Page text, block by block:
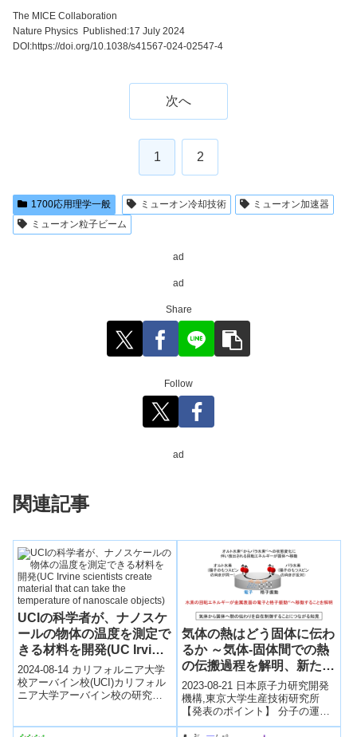
The MICE Collaboration
Nature Physics Published:17 July 2024
DOI:https://doi.org/10.1038/s41567-024-02547-4
次へ
1 2
1700応用理学一般 ミューオン冷却技術
ミューオン加速器
ミューオン粒子ビーム
ad
ad
Share
Follow
ad
関連記事
UCIの科学者が、ナノスケ
ールの物体の温度を測定で
きる材料を開発(UC Irvine
scientists create material
that can take the
temperature of
2024-08-14 カリフォルニア大学
校アーバイン校(UCI)カリフォル
ニア大学アーバイン校の研究者
し...
気体の熱はどう固体に伝わ
るか ～気体-固体間での熱
の伝搬過程を解明、新たな
熱伝達制御へ～
2023-08-21 日本原子力研究開発
機構,東京大学生産技術研究所
【発表のポイント】 分子の運動
として並進、振動、回転があり